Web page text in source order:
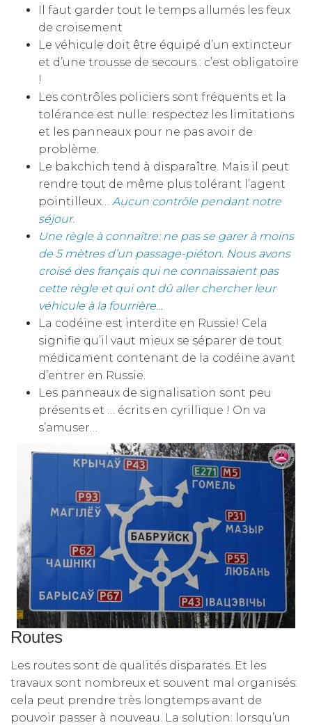
Il faut garder tout le temps allumés les feux
de croisement
Le véhicule doit être équipé d’un extincteur
et d’une trousse de secours : c’est obligatoire
!
Les contrôles policiers sont fréquents et la
tolérance est nulle: respectez les limitations
et les panneaux pour ne pas avoir de
problème.
Le bakchich tend à disparaître. Mais il peut
rendre tout de même plus tolérant l’agent
pointilleux… Aucun contrôle pendant notre
séjour.
Une règle à connaître: ne pas se garer à moins
de 5 mètres d’un passage-piéton. Nous avons
croisé des français qui ne connaissaient pas
cette règle et qui ont dû aller chercher leur
véhicule à la fourrière…
La codéine est interdite en Russie! Cela
signifie qu’il vaut mieux se séparer de tout
médicament contenant de la codéine avant
d’entrer en Russie.
Les panneaux de signalisation sont peu
présents et … écrits en cyrillique ! On va
s’amuser…
Routes
Les routes sont de qualités disparates. Et les
travaux sont nombreux et souvent mal organisés:
cela peut prendre très longtemps avant de
pouvoir passer à nouveau. La solution: lorsqu’un